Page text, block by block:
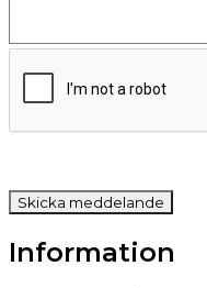
Information